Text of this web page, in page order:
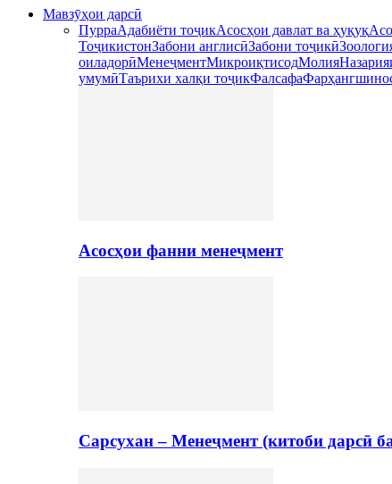
Мавзӯҳои дарсӣ
ПурраАдабиёти тоҷикАсосҳои давлат ва ҳуқуқ
ТоҷикистонЗабони англисӣЗабони тоҷикӣ
оиладорӣМенеҷментМикроиқтисодМолия
умумӣТаърихи халқи тоҷикФалсафа
Асосҳои фанни менеҷмент
Сарсухан – Менеҷмент (китоби дарсӣ